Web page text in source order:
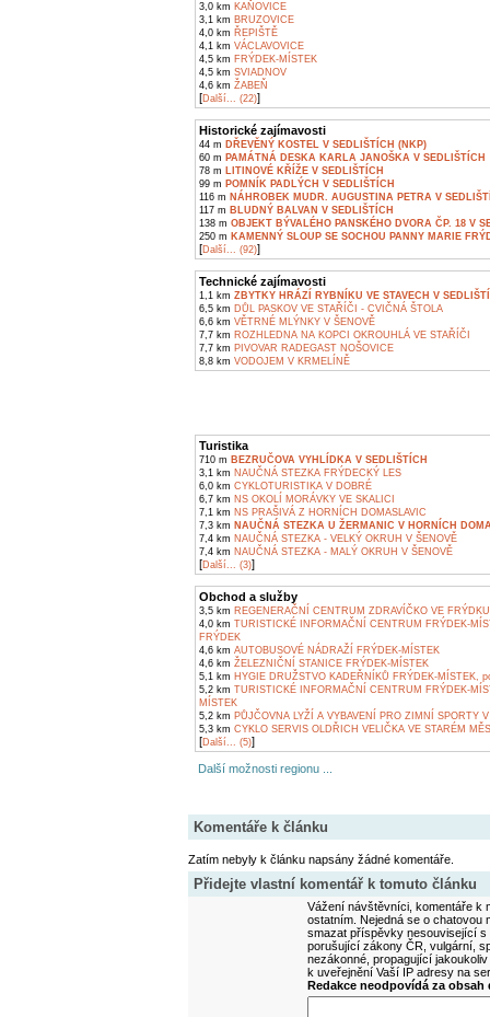
3,0 km KAŇOVICE
3,1 km BRUZOVICE
4,0 km ŘEPIŠTĚ
4,1 km VÁCLAVOVICE
4,5 km FRÝDEK-MÍSTEK
4,5 km SVIADNOV
4,6 km ŽABEŇ
[Další... (22)]
Historické zajímavosti
44 m DŘEVĚNÝ KOSTEL V SEDLIŠTÍCH (NKP)
60 m PAMÁTNÁ DESKA KARLA JANOŠKA V SEDLIŠTÍCH
78 m LITINOVÉ KŘÍŽE V SEDLIŠTÍCH
99 m POMNÍK PADLÝCH V SEDLIŠTÍCH
116 m NÁHROBEK MUDR. AUGUSTINA PETRA V
117 m BLUDNÝ BALVAN V SEDLIŠTÍCH
138 m OBJEKT BÝVALÉHO PANSKÉHO DVORA ČP. 18 V
250 m KAMENNÝ SLOUP SE SOCHOU PANNY MARIE
[Další... (92)]
Technické zajímavosti
1,1 km ZBYTKY HRÁZÍ RYBNÍKU VE STAVECH V
6,5 km DŮL PASKOV VE STAŘÍČI - CVIČNÁ ŠTOLA
6,6 km VĚTRNÉ MLÝNKY V ŠENOVĚ
7,7 km ROZHLEDNA NA KOPCI OKROUHLÁ VE STAŘÍČI
7,7 km PIVOVAR RADEGAST NOŠOVICE
8,8 km VODOJEM V KRMELÍNĚ
Turistika
710 m BEZRUČOVA VYHLÍDKA V SEDLIŠTÍCH
3,1 km NAUČNÁ STEZKA FRÝDECKÝ LES
6,0 km CYKLOTURISTIKA V DOBRÉ
6,7 km NS OKOLÍ MORÁVKY VE SKALICI
7,1 km NS PRAŠIVÁ Z HORNÍCH DOMASLAVIC
7,3 km NAUČNÁ STEZKA U ŽERMANIC V HORNÍCH
7,4 km NAUČNÁ STEZKA - VELKÝ OKRUH V ŠENOVĚ
7,4 km NAUČNÁ STEZKA - MALÝ OKRUH V ŠENOVĚ
[Další... (3)]
Obchod a služby
3,5 km REGENERAČNÍ CENTRUM ZDRAVÍČKO VE
4,0 km TURISTICKÉ INFORMAČNÍ CENTRUM FRÝDEK-
FRÝDEK
4,6 km AUTOBUSOVÉ NÁDRAŽÍ FRÝDEK-MÍSTEK
4,6 km ŽELEZNIČNÍ STANICE FRÝDEK-MÍSTEK
5,1 km HYGIE DRUŽSTVO KADEŘNÍKŮ FRÝDEK-MÍSTEK,
5,2 km TURISTICKÉ INFORMAČNÍ CENTRUM FRÝDEK-
MÍSTEK
5,2 km PŮJČOVNA LYŽÍ A VYBAVENÍ PRO ZIMNÍ SPORTY
5,3 km CYKLO SERVIS OLDŘICH VELIČKA VE STARÉM
[Další... (5)]
Další možnosti regionu ...
Komentáře k článku
Zatím nebyly k článku napsány žádné komentáře.
Přidejte vlastní komentář k tomuto článku
Vážení návštěvníci, komentáře k
ostatním. Nejedná se o
smazat příspěvky nesouvisející
porušující zákony ČR, vulgární,
nezákonné, propagující
k uveřejnění Vaší IP adresy na
Redakce neodpovídá za